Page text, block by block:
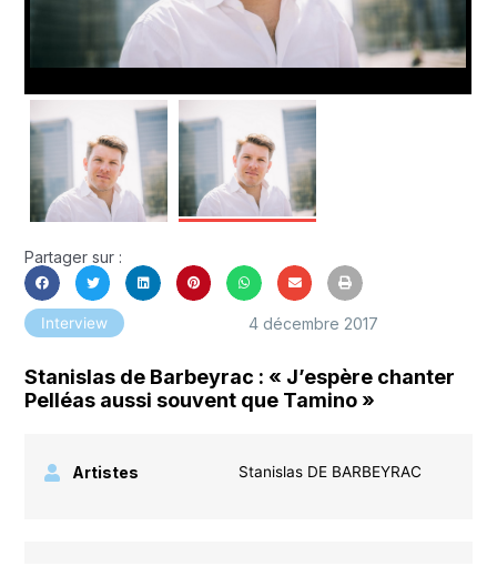
Partager sur :
Interview 4 décembre 2017
Stanislas de Barbeyrac : « J’espère chanter
Pelléas aussi souvent que Tamino »
Artistes Stanislas DE BARBEYRAC